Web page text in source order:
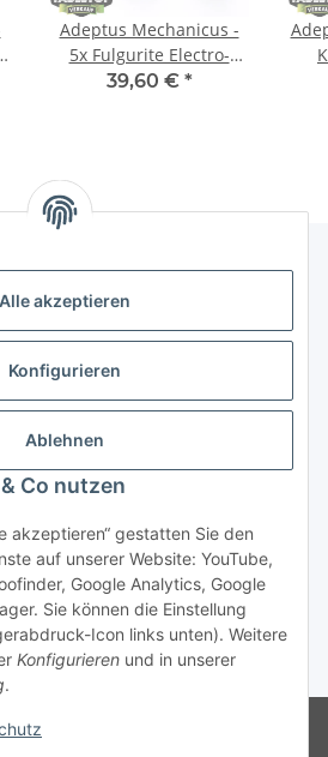
Alle akzeptieren
Konfigurieren
Ablehnen
Co nutzen
akzeptieren“ gestatten Sie den
auf unserer Website: YouTube,
Google Analytics, Google
Sie können die Einstellung
Icon links unten). Weitere
Konfigurieren und in unserer
.
Adeptus Mechanicus -
5x Fulgurite Electro-
Priests - bemalt
39,60 € *
wiederrufen
USt., zzgl.Versand